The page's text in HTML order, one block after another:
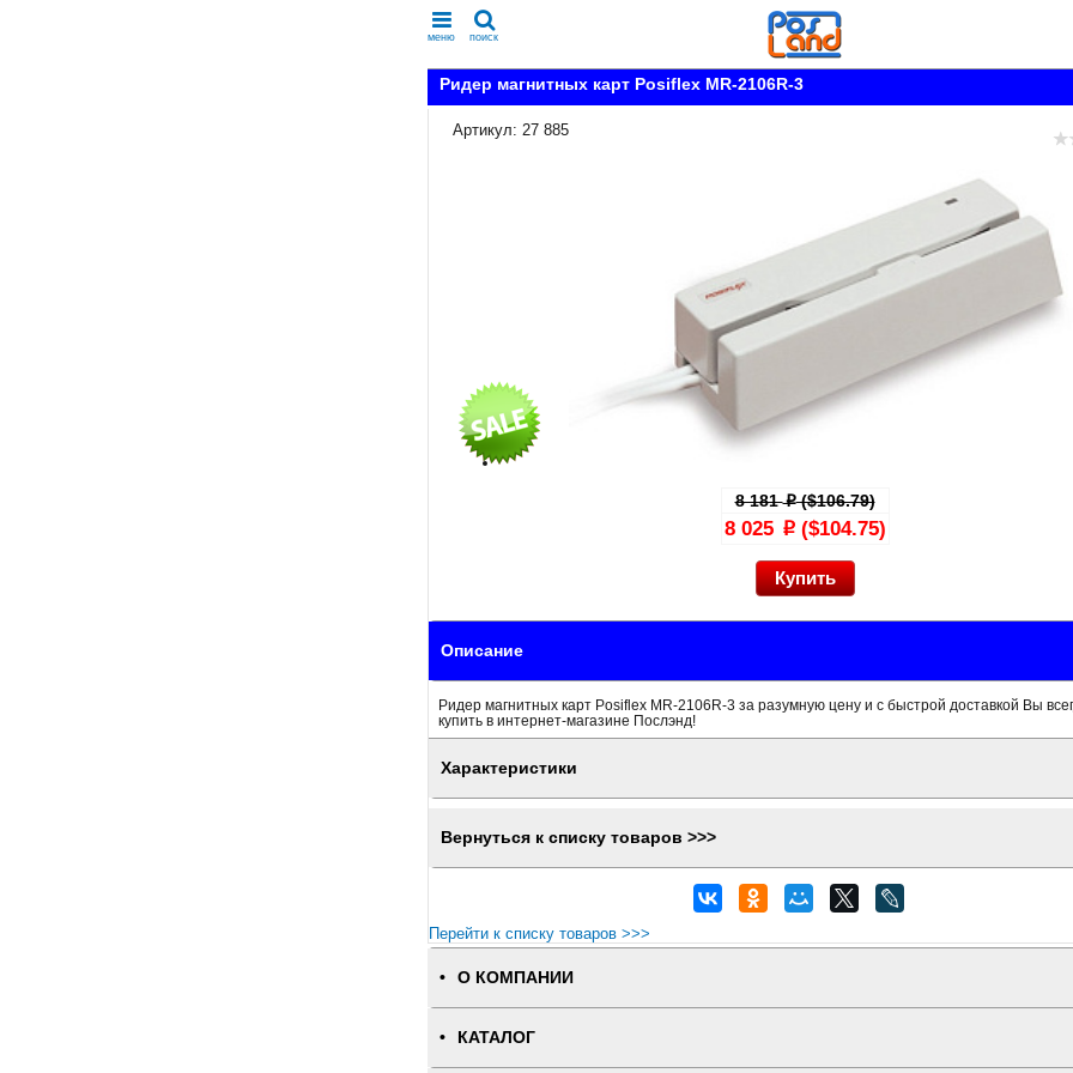
меню поиск
Ридер магнитных карт Posiflex MR-2106R-3
Артикул: 27 885
8 181p($106.79)
8 025 p($104.75)
Описание
Ридер магнитных карт Posiflex MR-2106R-3 за разумную цену и с быстрой доставкой Вы
купить в интернет-магазине Послэнд!
Характеристики
Вернуться к списку товаров >>>
Перейти к списку товаров >>>
О КОМПАНИИ
КАТАЛОГ